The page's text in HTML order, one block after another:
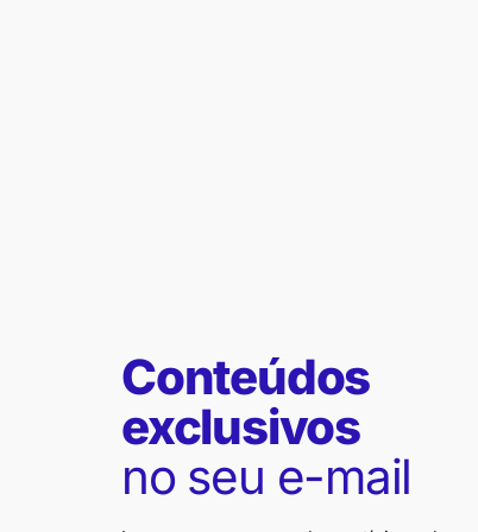
Conteúdos
exclusivos
no seu e-mail